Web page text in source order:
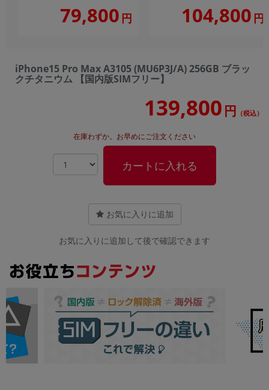
79,800 円 104,800 円
iPhone15 Pro Max A3105 (MU6P3J/A) 256GB ブラッ
クチタニウム 【国内版SIMフリー】
139,800 円 （税込）
在庫わずか。お早めにご注文ください
カートに入れる
お気に入りに追加
お気に入りに追加して後で確認できます